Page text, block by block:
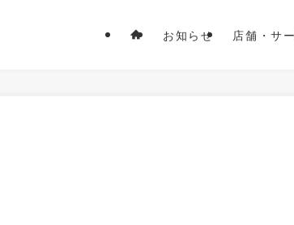
お知らせ 店舗・サ